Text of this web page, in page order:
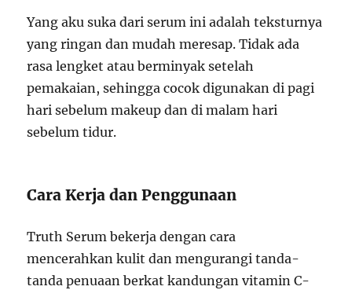
Yang aku suka dari serum ini adalah teksturnya
yang ringan dan mudah meresap. Tidak ada
rasa lengket atau berminyak setelah
pemakaian, sehingga cocok digunakan di pagi
hari sebelum makeup dan di malam hari
sebelum tidur.
Cara Kerja dan Penggunaan
Truth Serum bekerja dengan cara
mencerahkan kulit dan mengurangi tanda-
tanda penuaan berkat kandungan vitamin C-